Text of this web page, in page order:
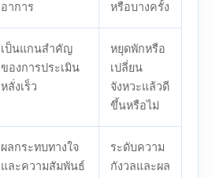
อาการ
หรือบางครั้ง
เป็นแกนสำคัญ
ของการประเมิน
หลั่งเร็ว
หยุดพักหรือ
เปลี่ยน
จังหวะแล้วดี
ขึ้นหรือไม่
ผลกระทบทางใจ
และความสัมพันธ์
ระดับความ
กังวลและผล